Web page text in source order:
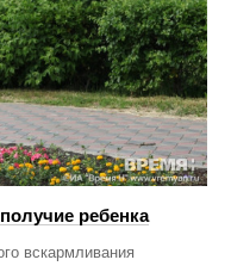
ребенка
вскармливания